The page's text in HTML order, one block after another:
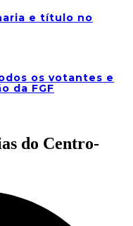
e título no
os votantes e
da FGF
do Centro-